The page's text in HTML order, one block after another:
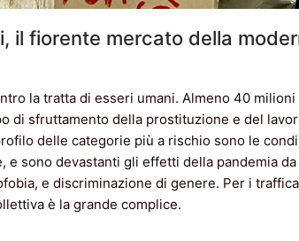
il fiorente mercato della
la tratta di esseri umani. Almeno 40
di sfruttamento della prostituzione e del
delle categorie più a rischio sono le
e sono devastanti gli effetti della pandemia
e discriminazione di genere. Per i
è la grande complice.